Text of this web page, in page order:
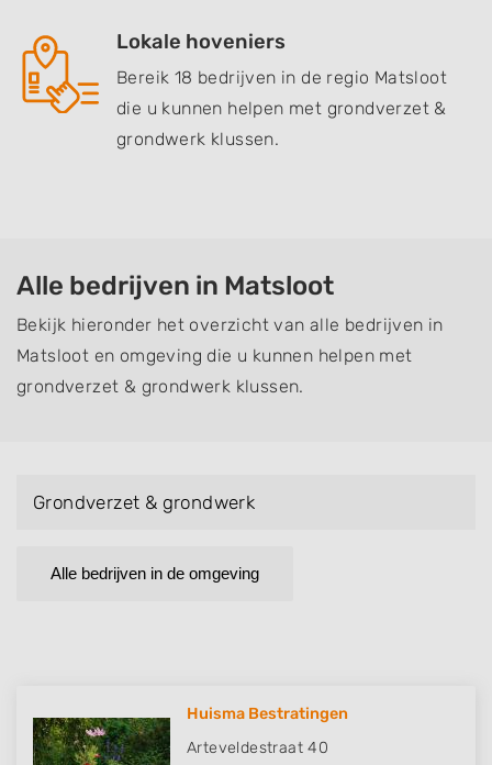
Lokale hoveniers
Bereik 18 bedrijven in de regio Matsloot
die u kunnen helpen met grondverzet &
grondwerk klussen.
Alle bedrijven in Matsloot
Bekijk hieronder het overzicht van alle bedrijven in
Matsloot en omgeving die u kunnen helpen met
grondverzet & grondwerk klussen.
Grondverzet & grondwerk
Alle bedrijven in de omgeving
Huisma Bestratingen
Arteveldestraat 40